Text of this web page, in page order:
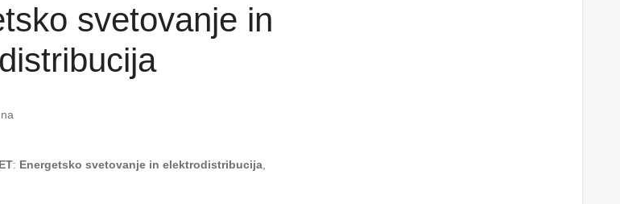
svetovanje in
: Energetsko svetovanje in elektrodistribucija